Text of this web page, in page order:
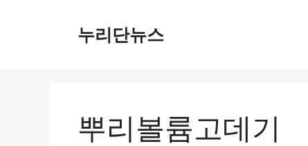
누리단뉴스
뿌리볼륨고데기